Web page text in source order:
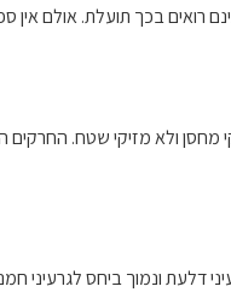
רואים בכך תועלת. אולם
מחסן ולא מזיקי שטח.
דלעת ונמוך ביחס לגרעיני